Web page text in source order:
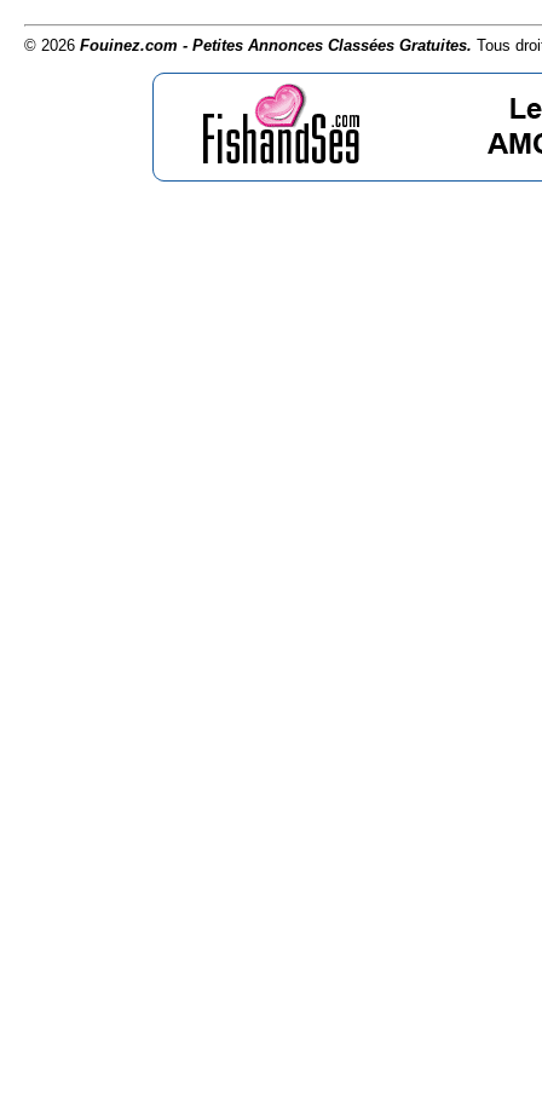
© 2026 Fouinez.com - Petites Annonces Classées Gratuites. Tous